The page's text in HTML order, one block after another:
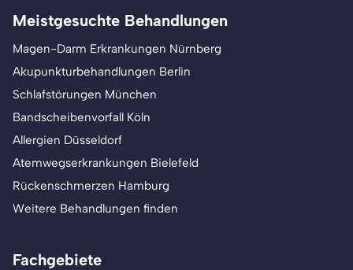
Meistgesuchte Behandlungen
Magen-Darm Erkrankungen Nürnberg
Akupunkturbehandlungen Berlin
Schlafstörungen München
Bandscheibenvorfall Köln
Allergien Düsseldorf
Atemwegserkrankungen Bielefeld
Rückenschmerzen Hamburg
Weitere Behandlungen finden
Fachgebiete